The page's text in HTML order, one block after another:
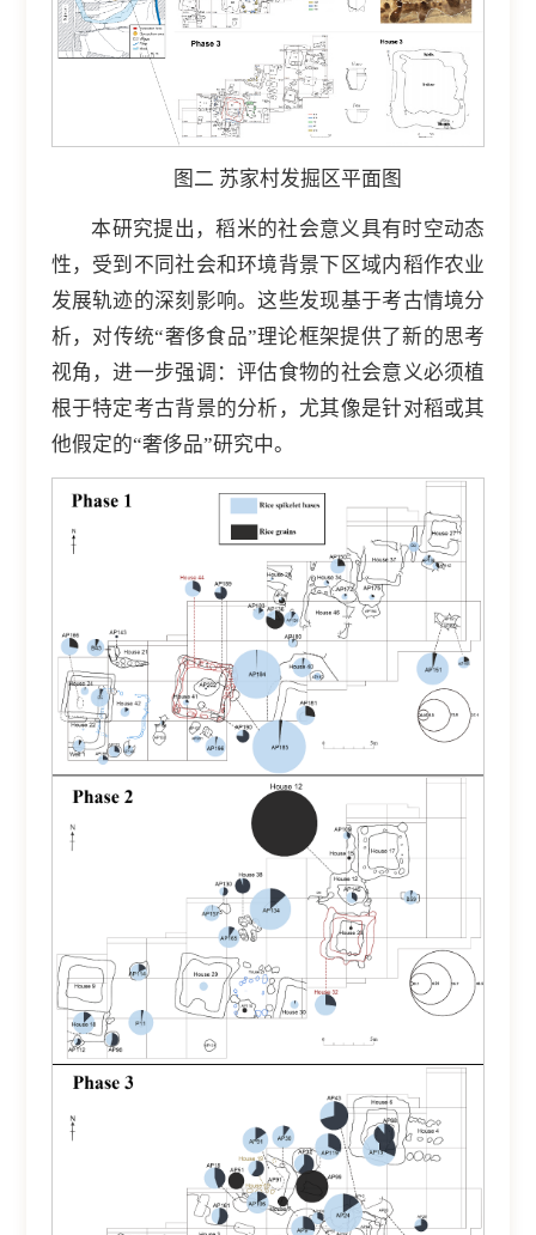
图二 苏家村发掘区平面图
本研究提出，稻米的社会意义具有时空动态
性，受到不同社会和环境背景下区域内稻作农业
发展轨迹的深刻影响。这些发现基于考古情境分
析，对传统“奢侈食品”理论框架提供了新的思考
视角，进一步强调：评估食物的社会意义必须植
根于特定考古背景的分析，尤其像是针对稻或其
他假定的“奢侈品”研究中。